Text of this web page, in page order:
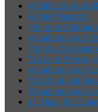
Weißbach-Speik-
Weiter Wandern
Auf dem
Wanderung auf
Auf den
Mit dem
Wanderung auf
Mit Bahn und
Wanderung auf
11 Tipps für